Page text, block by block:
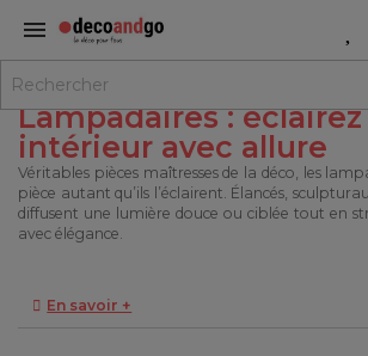
Lampadaires :
intérieur avec allure
Véritables pièces maîtresses de la déco, les
pièce autant qu’ils l’éclairent. Élancés,
diffusent une lumière douce ou ciblée tout en
avec élégance.
En savoir +